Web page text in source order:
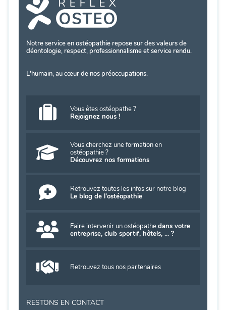
Notre service en ostéopathie repose sur des valeurs de
déontologie, respect, professionnalisme et service rendu.
L'humain, au cœur de nos préoccupations.
Vous êtes ostéopathe ?
Rejoignez nous !
Vous cherchez une formation en
ostéopathie ?
Découvrez nos formations
Retrouvez toutes les infos sur notre blog
Le blog de l'ostéopathie
Faire intervenir un ostéopathedans votre
entreprise, club sportif, hôtels, ... ?
Retrouvez tous nos partenaires
RESTONS EN CONTACT